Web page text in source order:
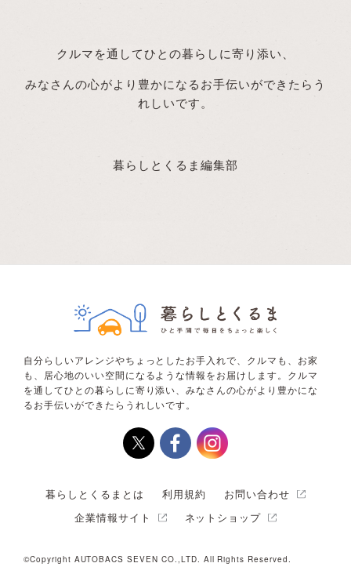
クルマを通してひとの暮らしに寄り添い、
みなさんの心がより豊かになるお手伝いができたらう
れしいです。
暮らしとくるま編集部
自分らしいアレンジやちょっとしたお手入れで、クルマも、お家
も、居心地のいい空間になるような情報をお届けします。クルマ
を通してひとの暮らしに寄り添い、みなさんの心がより豊かにな
るお手伝いができたらうれしいです。
暮らしとくるまとは 利用規約
お問い合わせ
企業情報サイト
ネットショップ
©Copyright AUTOBACS SEVEN CO.,LTD. All Rights Reserved.